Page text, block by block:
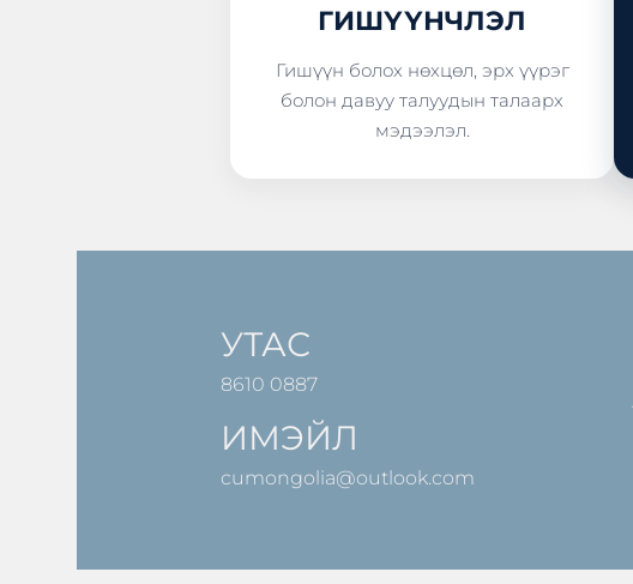
ГИШҮҮНЧЛЭЛ
Гишүүн болох нөхцөл, эрх үүрэг
болон давуу талуудын талаарх
мэдээлэл.
УТАС
8610 0887
ИМЭЙЛ
cumongolia@outlook.com